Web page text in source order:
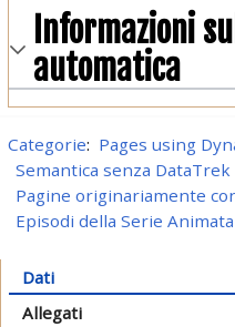
Informazioni
automatica
Categorie: Pages using
Semantica senza DataTrek
Pagine originariamente
Episodi della Serie Animata
Dati
Allegati